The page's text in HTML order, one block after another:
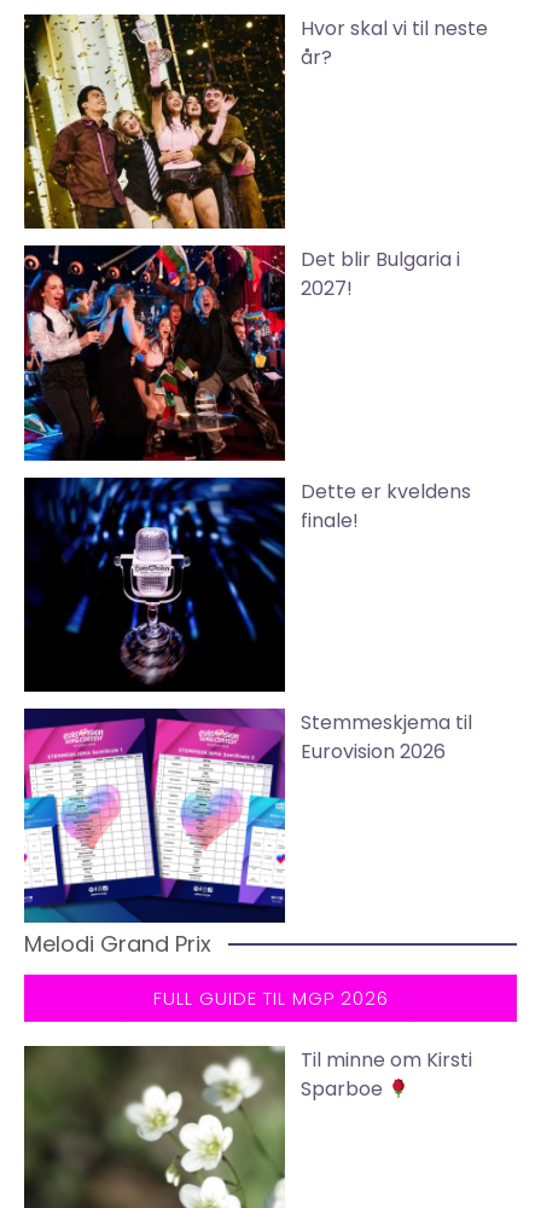
Hvor skal vi til neste
år?
Det blir Bulgaria i
2027!
Dette er kveldens
finale!
Stemmeskjema til
Eurovision 2026
Melodi Grand Prix
FULL GUIDE TIL MGP 2026
Til minne om Kirsti
Sparboe